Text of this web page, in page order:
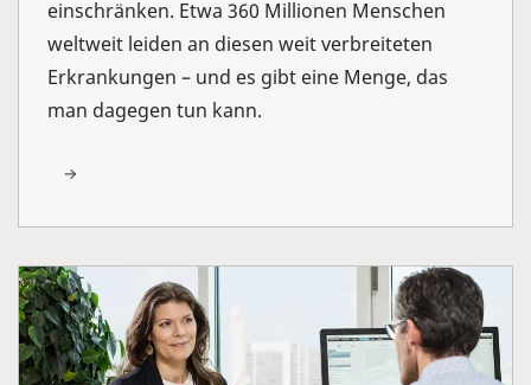
einschränken. Etwa 360 Millionen Menschen
weltweit leiden an diesen weit verbreiteten
Erkrankungen – und es gibt eine Menge, das
man dagegen tun kann.